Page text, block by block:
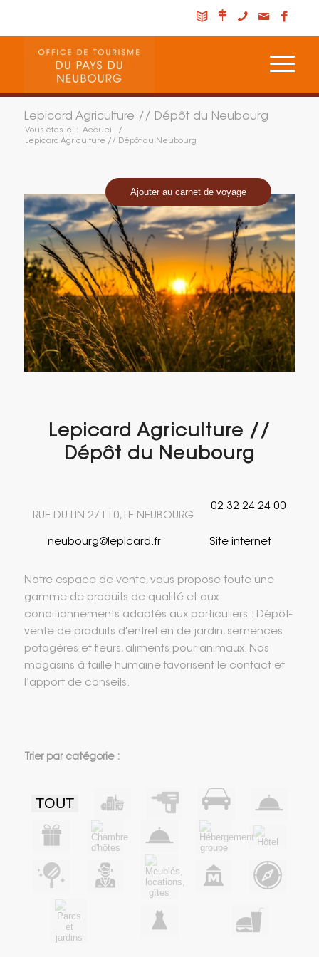
Lepicard Agriculture // Dépôt du Neubourg
Vous êtes ici : Accueil
/
Lepicard Agriculture // Dépôt du Neubourg
Ajouter au carnet de voyage
Lepicard Agriculture //
Dépôt du Neubourg
RUE DU LIN 27110, LE NEUBOURG
02 32 24 24 00
neubourg@lepicard.fr Site internet
Notre espace de vente, vous propose toute une
gamme de produits de qualité et aux
conditionnements adaptés aux particuliers : Dépôt-
vente de produits d'entretien de jardin, semences
potagères et fleurs, aliments pour animaux. Nos
magasins à taille humaine favorisent le contact et
l’apport de conseils.
Trier par catégorie :
TOUT